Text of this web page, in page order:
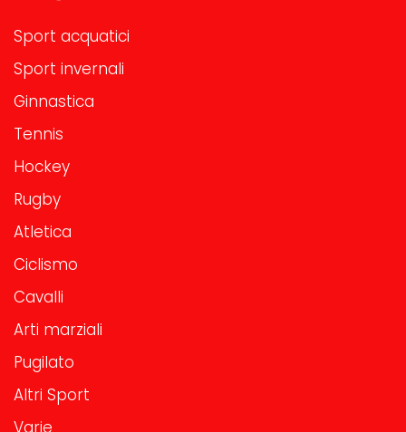
Sport acquatici
Sport invernali
Ginnastica
Tennis
Hockey
Rugby
Atletica
Ciclismo
Cavalli
Arti marziali
Pugilato
Altri Sport
Varie